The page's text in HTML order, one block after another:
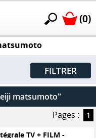
(0)
FILTRER
matsumoto"
Pages :
1
TV + FILM -